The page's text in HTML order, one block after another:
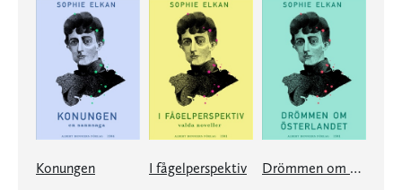
Konungen I fågelperspektiv Drömmen om österlandet